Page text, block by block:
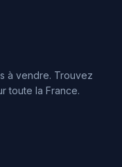
à vendre. Trouvez
toute la France.